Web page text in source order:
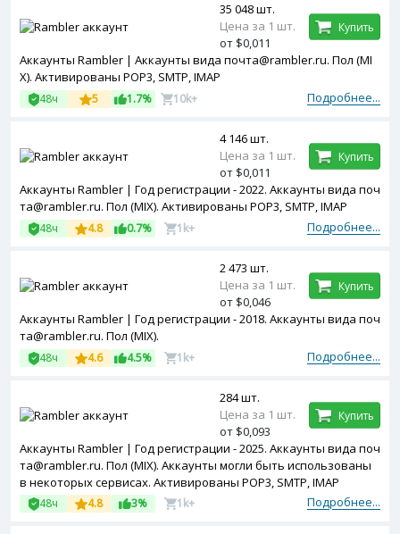
Аккаунты Rambler | Аккаунты вида почта@rambler.ru. Пол (MI
X). Активированы POP3, SMTP, IMAP
Подробнее...
48ч 5 1.7% 10k+
35 048 шт.
Цена за 1 шт.
от $0,011
Купить
Аккаунты Rambler | Год регистрации - 2022. Аккаунты вида поч
та@rambler.ru. Пол (MIX). Активированы POP3, SMTP, IMAP
Подробнее...
48ч 4.8 0.7% 1k+
4 146 шт.
Цена за 1 шт.
от $0,011
Купить
Аккаунты Rambler | Год регистрации - 2018. Аккаунты вида поч
та@rambler.ru. Пол (MIX).
Подробнее...
48ч 4.6 4.5% 1k+
2 473 шт.
Цена за 1 шт.
от $0,046
Купить
Аккаунты Rambler | Год регистрации - 2025. Аккаунты вида поч
та@rambler.ru. Пол (MIX). Аккаунты могли быть использованы
в некоторых сервисах. Активированы POP3, SMTP, IMAP
Подробнее...
48ч 4.8 3% 1k+
284 шт.
Цена за 1 шт.
от $0,093
Купить